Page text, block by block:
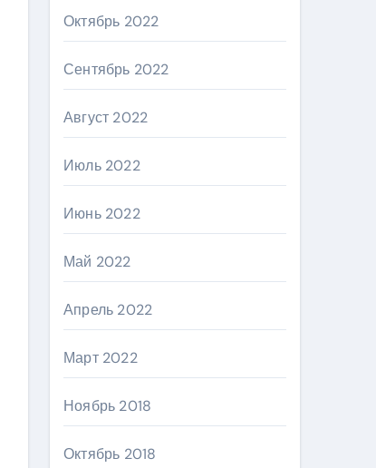
Октябрь 2022
Сентябрь 2022
Август 2022
Июль 2022
Июнь 2022
Май 2022
Апрель 2022
Март 2022
Ноябрь 2018
Октябрь 2018